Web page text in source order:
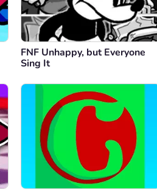
FNF Unhappy, but Everyone
Sing It